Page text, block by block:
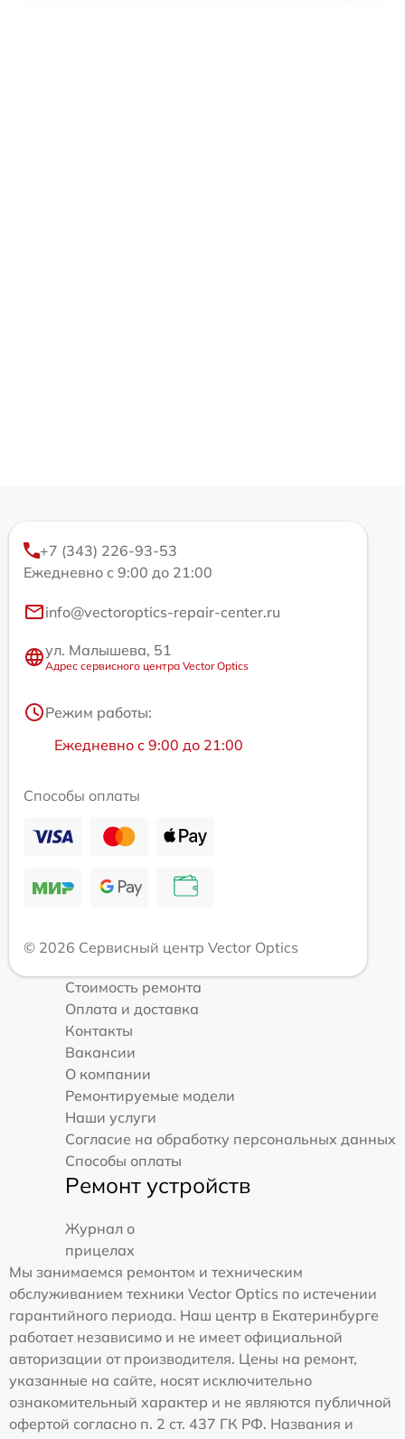
+7 (343) 226-93-53
Ежедневно с 9:00 до 21:00
info@vectoroptics-repair-center.ru
ул. Малышева, 51
Адрес сервисного центра Vector Optics
Режим работы:
Ежедневно с 9:00 до 21:00
Способы оплаты
© 2026 Сервисный центр Vector Optics
Стоимость ремонта
Оплата и доставка
Контакты
Вакансии
О компании
Ремонтируемые модели
Наши услуги
Согласие на обработку персональных данных
Способы оплаты
Ремонт устройств
Журнал о
прицелах
Мы занимаемся ремонтом и техническим
обслуживанием техники Vector Optics по истечении
гарантийного периода. Наш центр в Екатеринбурге
работает независимо и не имеет официальной
авторизации от производителя. Цены на ремонт,
указанные на сайте, носят исключительно
ознакомительный характер и не являются публичной
офертой согласно п. 2 ст. 437 ГК РФ. Названия и